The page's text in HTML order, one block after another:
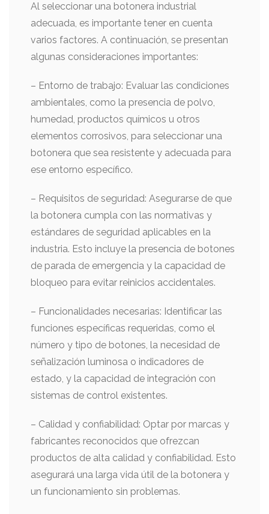
Al seleccionar una botonera industrial
adecuada, es importante tener en cuenta
varios factores. A continuación, se presentan
algunas consideraciones importantes:
– Entorno de trabajo: Evaluar las condiciones
ambientales, como la presencia de polvo,
humedad, productos químicos u otros
elementos corrosivos, para seleccionar una
botonera que sea resistente y adecuada para
ese entorno específico.
– Requisitos de seguridad: Asegurarse de que
la botonera cumpla con las normativas y
estándares de seguridad aplicables en la
industria. Esto incluye la presencia de botones
de parada de emergencia y la capacidad de
bloqueo para evitar reinicios accidentales.
– Funcionalidades necesarias: Identificar las
funciones específicas requeridas, como el
número y tipo de botones, la necesidad de
señalización luminosa o indicadores de
estado, y la capacidad de integración con
sistemas de control existentes.
– Calidad y confiabilidad: Optar por marcas y
fabricantes reconocidos que ofrezcan
productos de alta calidad y confiabilidad. Esto
asegurará una larga vida útil de la botonera y
un funcionamiento sin problemas.